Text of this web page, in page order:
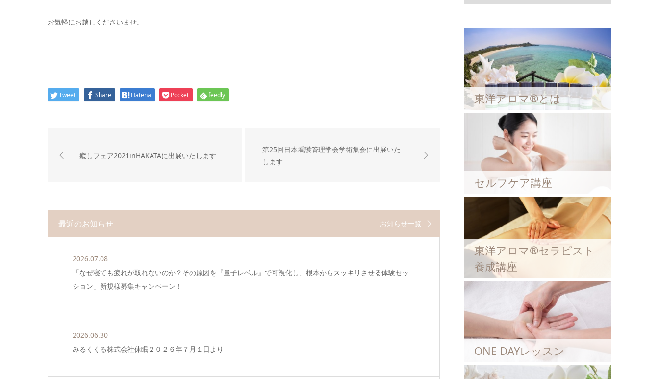
お気軽にお越しくださいませ。
Tweet Share Hatena Pocket feedly
癒しフェア2021inHAKATAに出展いたします
第25回日本看護管理学会学術集会に出展いた
します
最近のお知らせ お知らせ一覧
2026.07.08
「なぜ寝ても疲れが取れないのか？その原因を『量子レベル』で可視化し、根本からスッキリさせる体験セッ
ション」新規様募集キャンペーン！
2026.06.30
みるくくる株式会社休眠２０２６年７月１日より
東洋アロマ®とは
セルフケア講座
東洋アロマ®セラピスト
養成講座
ONE DAYレッスン